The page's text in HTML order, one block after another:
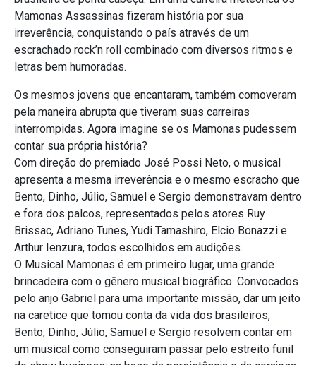
Mamonas Assassinas fizeram história por sua
irreverência, conquistando o país através de um
escrachado rock’n roll combinado com diversos ritmos e
letras bem humoradas.
Os mesmos jovens que encantaram, também comoveram
pela maneira abrupta que tiveram suas carreiras
interrompidas. Agora imagine se os Mamonas pudessem
contar sua própria história?
Com direção do premiado José Possi Neto, o musical
apresenta a mesma irreverência e o mesmo escracho que
Bento, Dinho, Júlio, Samuel e Sergio demonstravam dentro
e fora dos palcos, representados pelos atores Ruy
Brissac, Adriano Tunes, Yudi Tamashiro, Elcio Bonazzi e
Arthur Ienzura, todos escolhidos em audições.
O Musical Mamonas é em primeiro lugar, uma grande
brincadeira com o gênero musical biográfico. Convocados
pelo anjo Gabriel para uma importante missão, dar um jeito
na caretice que tomou conta da vida dos brasileiros,
Bento, Dinho, Júlio, Samuel e Sergio resolvem contar em
um musical como conseguiram passar pelo estreito funil